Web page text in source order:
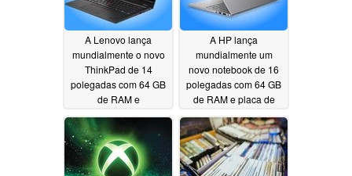
A Lenovo lança
mundialmente o novo
ThinkPad de 14
polegadas com 64 GB
de RAM e
Panther Lake07/10/2026
A HP lança
mundialmente um
novo notebook de 16
polegadas com 64 GB
de RAM e placa de
07/10/2026